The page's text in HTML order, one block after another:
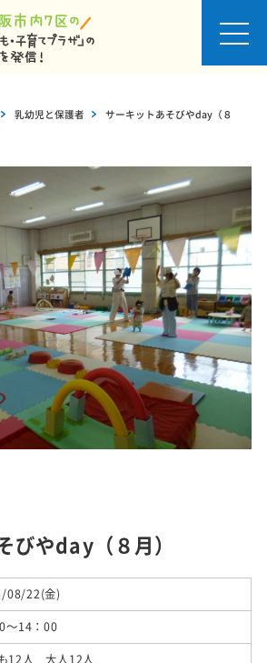
> 乳幼児と保護者 >
サーキットあそびやday（８
びやday（８月）
08/22(金)
～14：00
12人 大人12人